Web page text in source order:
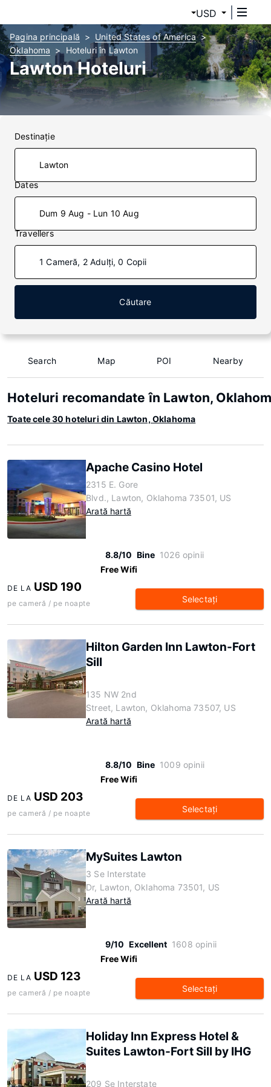
USD
Pagina principală
United States of America
Oklahoma
Hoteluri în Lawton
Lawton Hoteluri
Destinaţie
Dates
Dum 9 Aug - Lun 10 Aug
Travellers
1 Cameră, 2 Adulți, 0 Copii
Căutare
Search Map POI Nearby
Hoteluri recomandate în Lawton,
Toate cele 30 hoteluri din Lawton, Oklahoma
Apache Casino Hotel
2315 E. Gore
Blvd., Lawton, Oklahoma 73501, US
Arată hartă
8.8/10 Bine 1026 opinii
Free Wifi
DE LA USD 190
pe cameră / pe noapte Selectaţi
Hilton Garden Inn Lawton-Fort
Sill
135 NW 2nd
Street, Lawton, Oklahoma 73507, US
Arată hartă
8.8/10 Bine 1009 opinii
Free Wifi
DE LA USD 203
pe cameră / pe noapte Selectaţi
MySuites Lawton
3 Se Interstate
Dr, Lawton, Oklahoma 73501, US
Arată hartă
9/10 Excellent 1608 opinii
Free Wifi
DE LA USD 123
pe cameră / pe noapte Selectaţi
Holiday Inn Express Hotel &
Suites Lawton-Fort Sill by IHG
209 Se Interstate